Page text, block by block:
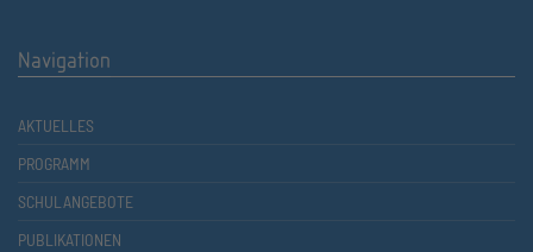
Navigation
AKTUELLES
PROGRAMM
SCHULANGEBOTE
PUBLIKATIONEN